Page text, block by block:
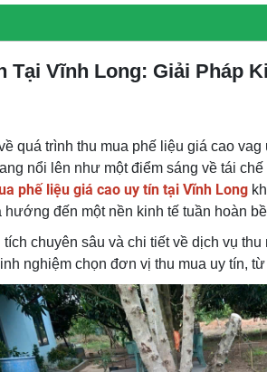
Tại Vĩnh Long: Giải Pháp
quá trình thu mua phế liệu giá cao
nổi lên như một điểm sáng về tái
phế liệu giá cao uy tín tại Vĩnh Long
đến một nền kinh tế tuần hoàn
chuyên sâu và chi tiết về dịch vụ
nghiệm chọn đơn vị thu mua uy tín,